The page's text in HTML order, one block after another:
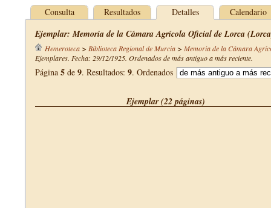
Consulta Resultados Detalles Calendario
Ejemplar: Memoria de la Cámara Agrícola Oficial de Lorca
Hemeroteca> Biblioteca Regional de Murcia> Memoria de la Cámara
Ejemplares. Fecha: 29/12/1925. Ordenados de más antiguo a más reciente.
Página 5 de 9. Resultados: 9. Ordenados
Ejemplar (22 páginas)